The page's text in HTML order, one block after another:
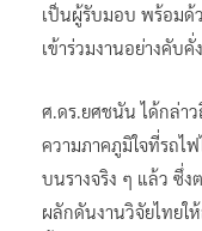
เป็นผู้รับมอบ พร้อมด้
เข้าร่วมงานอย่างคับคั่ง
ศ.ดร.ยศชนัน ได้กล่า
ความภาคภูมิใจที่รถไ
บนรางจริง ๆ แล้ว ซึ่
ผลักดันงานวิจัยไทยใ